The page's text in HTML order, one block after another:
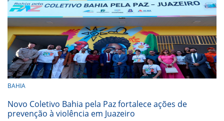
BAHIA
Novo Coletivo Bahia pela Paz fortalece ações de
prevenção à violência em Juazeiro